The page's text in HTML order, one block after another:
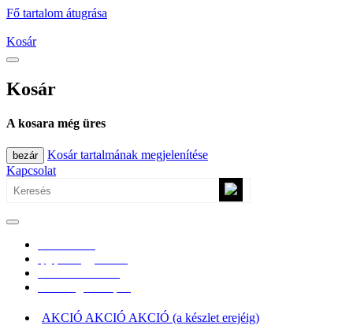
Fő tartalom átugrása
Kosár
Kosár
A kosara még üres
bezár
Kosár tartalmának megjelenítése
Kapcsolat
AKCIÓ AKCIÓ AKCIÓ (a készlet erejéig)